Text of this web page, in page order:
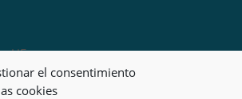
el consentimiento
cookies
UE